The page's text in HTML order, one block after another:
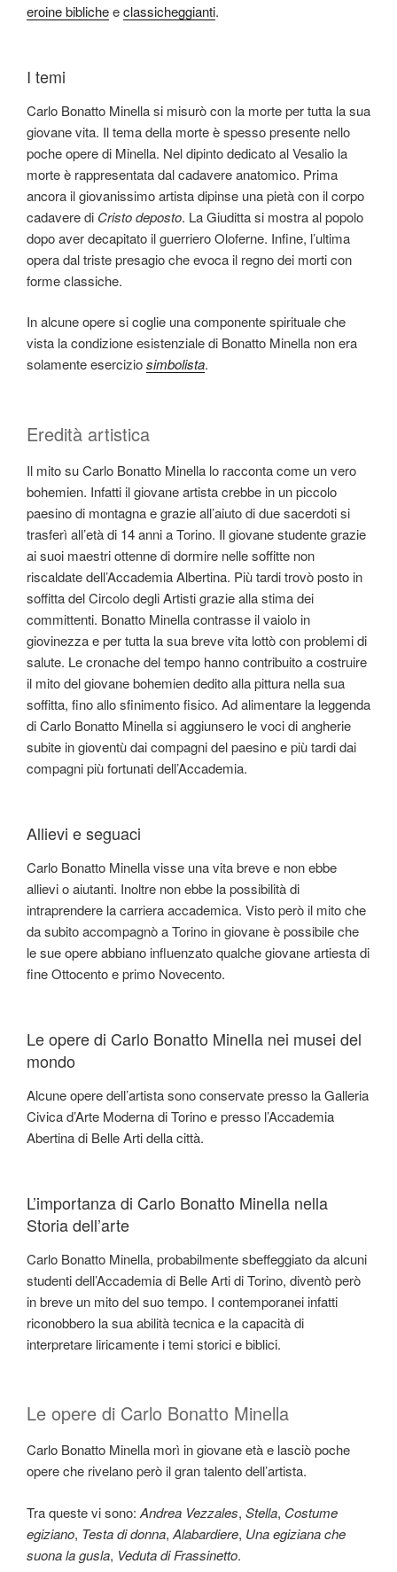
eroine biblicheeclassicheggianti.
I temi
Carlo Bonatto Minella si misurò con la morte per tutta la sua
giovane vita. Il tema della morte è spesso presente nello
poche opere di Minella. Nel dipinto dedicato al Vesalio la
morte è rappresentata dal cadavere anatomico. Prima
ancora il giovanissimo artista dipinse una pietà con il corpo
cadavere di Cristo deposto. La Giuditta si mostra al popolo
dopo aver decapitato il guerriero Oloferne. Infine, l’ultima
opera dal triste presagio che evoca il regno dei morti con
forme classiche.
In alcune opere si coglie una componente spirituale che
vista la condizione esistenziale di Bonatto Minella non era
solamente eserciziosimbolista.
Eredità artistica
Il mito su Carlo Bonatto Minella lo racconta come un vero
bohemien. Infatti il giovane artista crebbe in un piccolo
paesino di montagna e grazie all’aiuto di due sacerdoti si
trasferì all’età di 14 anni a Torino. Il giovane studente grazie
ai suoi maestri ottenne di dormire nelle soffitte non
riscaldate dell’Accademia Albertina. Più tardi trovò posto in
soffitta del Circolo degli Artisti grazie alla stima dei
committenti. Bonatto Minella contrasse il vaiolo in
giovinezza e per tutta la sua breve vita lottò con problemi di
salute. Le cronache del tempo hanno contribuito a costruire
il mito del giovane bohemien dedito alla pittura nella sua
soffitta, fino allo sfinimento fisico. Ad alimentare la leggenda
di Carlo Bonatto Minella si aggiunsero le voci di angherie
subite in gioventù dai compagni del paesino e più tardi dai
compagni più fortunati dell’Accademia.
Allievi e seguaci
Carlo Bonatto Minella visse una vita breve e non ebbe
allievi o aiutanti. Inoltre non ebbe la possibilità di
intraprendere la carriera accademica. Visto però il mito che
da subito accompagnò a Torino in giovane è possibile che
le sue opere abbiano influenzato qualche giovane artiesta di
fine Ottocento e primo Novecento.
Le opere di Carlo Bonatto Minella nei musei del
mondo
Alcune opere dell’artista sono conservate presso la Galleria
Civica d’Arte Moderna di Torino e presso l’Accademia
Abertina di Belle Arti della città.
L’importanza di Carlo Bonatto Minella nella
Storia dell’arte
Carlo Bonatto Minella, probabilmente sbeffeggiato da alcuni
studenti dell’Accademia di Belle Arti di Torino, diventò però
in breve un mito del suo tempo. I contemporanei infatti
riconobbero la sua abilità tecnica e la capacità di
interpretare liricamente i temi storici e biblici.
Le opere di Carlo Bonatto Minella
Carlo Bonatto Minella morì in giovane età e lasciò poche
opere che rivelano però il gran talento dell’artista.
Tra queste vi sono: Andrea Vezzales, Stella, Costume
egiziano, Testa di donna, Alabardiere, Una egiziana che
suona la gusla, Veduta di Frassinetto.